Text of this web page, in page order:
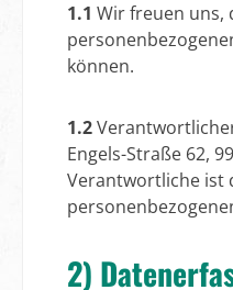
1.1 Wir freuen uns,
können.
1.2
Engels-Straße 62,
Verantwortliche ist
2)